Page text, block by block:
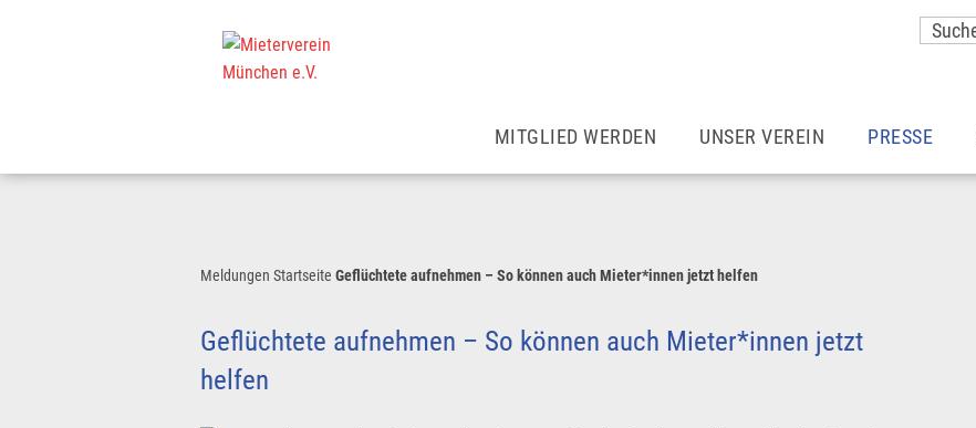
MITGLIED WERDEN
Wohnraummieter*innen
Ermäßigter Beitrag
UNSER VEREIN
Aufgaben & Ziele
Satzung
PRESSE
Meldungen Startseite Geflüchtete aufnehmen – So können auch Mieter*innen jetzt helfen
Geflüchtete aufnehmen – So können auch Mieter*innen jetzt
helfen